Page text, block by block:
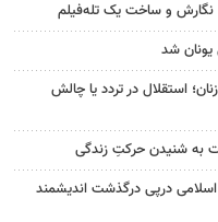
نگارش و ساخت یک تله‌فیلم
یونان شد
استقلال در تردد یا چالش
به شنیدن حرکتِ زندگی
درپی درگذشت اندیشمند